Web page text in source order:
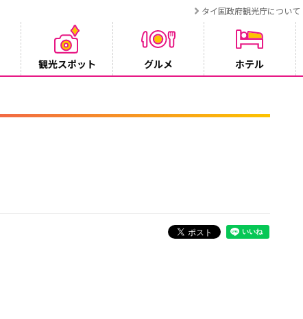
タイ国政府観光庁について
観光スポット グルメ ホテル